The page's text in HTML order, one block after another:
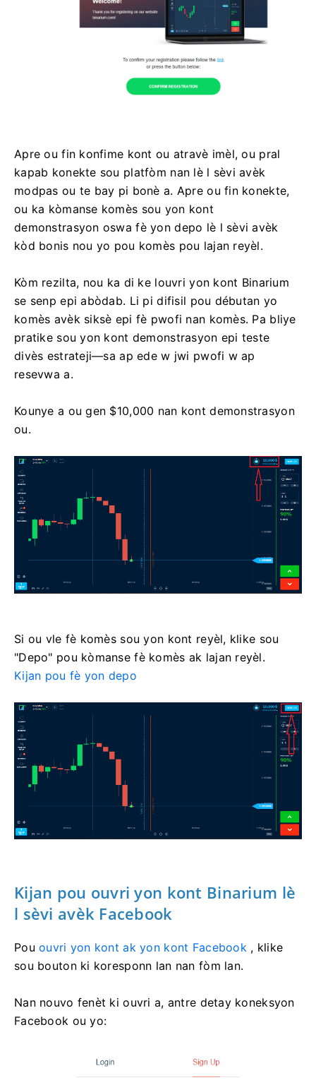
Apre ou fin konfime kont ou atravè imèl, ou pral
kapab konekte sou platfòm nan lè l sèvi avèk
modpas ou te bay pi bonè a. Apre ou fin konekte,
ou ka kòmanse komès sou yon kont
demonstrasyon oswa fè yon depo lè l sèvi avèk
kòd bonis nou yo pou komès pou lajan reyèl.
Kòm rezilta, nou ka di ke louvri yon kont Binarium
se senp epi abòdab. Li pi difisil pou débutan yo
komès avèk siksè epi fè pwofi nan komès. Pa bliye
pratike sou yon kont demonstrasyon epi teste
divès estrateji—sa ap ede w jwi pwofi w ap
resevwa a.
Kounye a ou gen $10,000 nan kont demonstrasyon
ou.
Si ou vle fè komès sou yon kont reyèl, klike sou
"Depo" pou kòmanse fè komès ak lajan reyèl.
Kijan pou fè yon depo
Kijan pou ouvri yon kont Binarium lè
l sèvi avèk Facebook
Pououvri yon kont ak yon kont Facebook , klike
sou bouton ki koresponn lan nan fòm lan.
Nan nouvo fenèt ki ouvri a, antre detay koneksyon
Facebook ou yo: